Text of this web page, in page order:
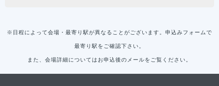
※日程によって会場・最寄り駅が異なることがございます。申込みフォームで
最寄り駅をご確認下さい。
また、会場詳細についてはお申込後のメールをご覧ください。